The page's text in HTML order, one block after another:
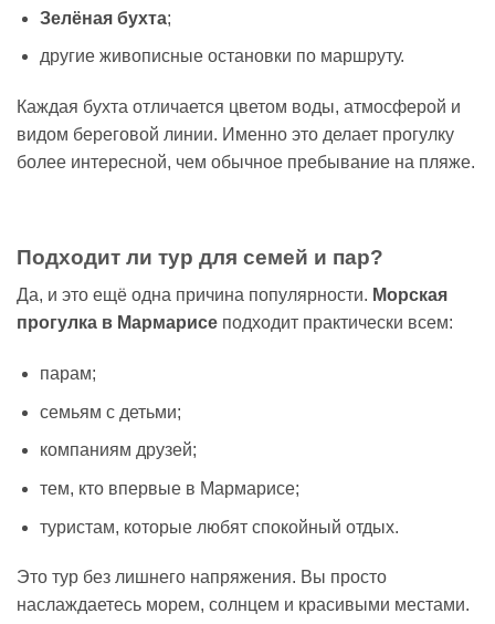
Зелёная бухта;
другие живописные остановки по маршруту.
Каждая бухта отличается цветом воды, атмосферой и
видом береговой линии. Именно это делает прогулку
более интересной, чем обычное пребывание на пляже.
Подходит ли тур для семей и пар?
Да, и это ещё одна причина популярности. Морская
прогулка в Мармарисе подходит практически всем:
парам;
семьям с детьми;
компаниям друзей;
тем, кто впервые в Мармарисе;
туристам, которые любят спокойный отдых.
Это тур без лишнего напряжения. Вы просто
наслаждаетесь морем, солнцем и красивыми местами.